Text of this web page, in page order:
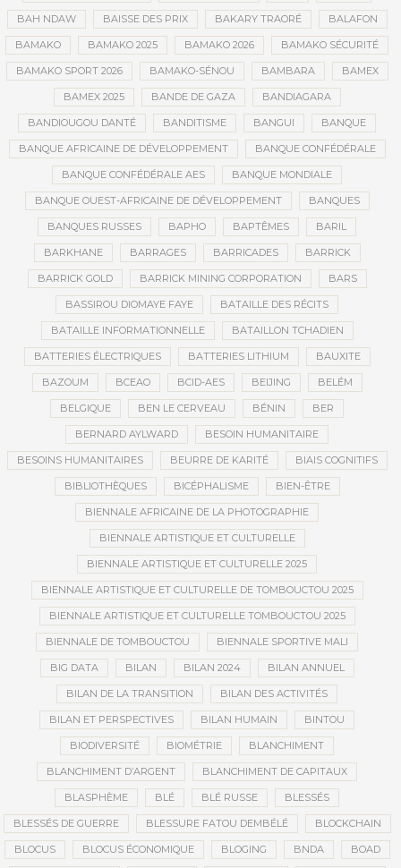
BAH NDAW BAISSE DES PRIX BAKARY TRAORÉ BALAFON
BAMAKO BAMAKO 2025 BAMAKO 2026 BAMAKO SÉCURITÉ
BAMAKO SPORT 2026 BAMAKO-SÉNOU BAMBARA BAMEX
BAMEX 2025 BANDE DE GAZA BANDIAGARA
BANDIOUGOU DANTÉ BANDITISME BANGUI BANQUE
BANQUE AFRICAINE DE DÉVELOPPEMENT BANQUE CONFÉDÉRALE
BANQUE CONFÉDÉRALE AES BANQUE MONDIALE
BANQUE OUEST-AFRICAINE DE DÉVELOPPEMENT BANQUES
BANQUES RUSSES BAPHO BAPTÊMES BARIL
BARKHANE BARRAGES BARRICADES BARRICK
BARRICK GOLD BARRICK MINING CORPORATION BARS
BASSIROU DIOMAYE FAYE BATAILLE DES RÉCITS
BATAILLE INFORMATIONNELLE BATAILLON TCHADIEN
BATTERIES ÉLECTRIQUES BATTERIES LITHIUM BAUXITE
BAZOUM BCEAO BCID-AES BEIJING BELÉM
BELGIQUE BEN LE CERVEAU BÉNIN BER
BERNARD AYLWARD BESOIN HUMANITAIRE
BESOINS HUMANITAIRES BEURRE DE KARITÉ BIAIS COGNITIFS
BIBLIOTHÈQUES BICÉPHALISME BIEN-ÊTRE
BIENNALE AFRICAINE DE LA PHOTOGRAPHIE
BIENNALE ARTISTIQUE ET CULTURELLE
BIENNALE ARTISTIQUE ET CULTURELLE 2025
BIENNALE ARTISTIQUE ET CULTURELLE DE TOMBOUCTOU 2025
BIENNALE ARTISTIQUE ET CULTURELLE TOMBOUCTOU 2025
BIENNALE DE TOMBOUCTOU BIENNALE SPORTIVE MALI
BIG DATA BILAN BILAN 2024 BILAN ANNUEL
BILAN DE LA TRANSITION BILAN DES ACTIVITÉS
BILAN ET PERSPECTIVES BILAN HUMAIN BINTOU
BIODIVERSITÉ BIOMÉTRIE BLANCHIMENT
BLANCHIMENT D’ARGENT BLANCHIMENT DE CAPITAUX
BLASPHÈME BLÉ BLÉ RUSSE BLESSÉS
BLESSÉS DE GUERRE BLESSURE FATOU DEMBÉLÉ BLOCKCHAIN
BLOCUS BLOCUS ÉCONOMIQUE BLOGING BNDA BOAD